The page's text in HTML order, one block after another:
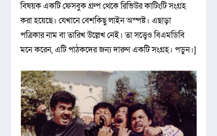
বিষয়ক একটি ফেসবুক গ্রুপ থেকে রিভিউর কাটিংটি সংগ্রহ
করা হয়েছে। যেখানে বেশকিছু লাইন অস্পষ্ট। এছাড়া
পত্রিকার নাম বা তারিখ উল্লেখ নেই। তা সত্ত্বেও বিএমডিবি
মনে করেন, এটি পাঠকদের জন্য দারুণ একটি সংগ্রহ। পড়ুন।]